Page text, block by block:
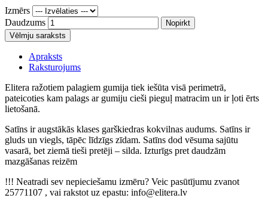
Izmērs
Daudzums
Nopirkt
Vēlmju saraksts
Apraksts
Raksturojums
Elitera ražotiem palagiem gumija tiek iešūta visā perimetrā,
pateicoties kam palags ar gumiju cieši pieguļ matracim un ir ļoti ērts
lietošanā.
Satīns ir augstākās klases garškiedras kokvilnas audums. Satīns ir
gluds un viegls, tāpēc līdzīgs zīdam. Satīns dod vēsuma sajūtu
vasarā, bet ziemā tieši pretēji – silda. Izturīgs pret daudzām
mazgāšanas reizēm
!!! Neatradi sev nepieciešamu izmēru? Veic pasūtījumu zvanot
25771107 , vai rakstot uz epastu: info@elitera.lv